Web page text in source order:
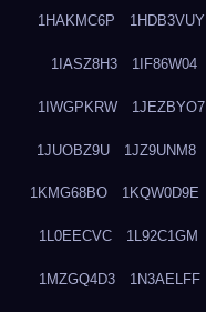
1HAKMC6P 1HDB3VUY
1IASZ8H3 1IF86W04
1IWGPKRW 1JEZBYO7
1JUOBZ9U 1JZ9UNM8
1KMG68BO 1KQW0D9E
1L0EECVC 1L92C1GM
1MZGQ4D3 1N3AELFF